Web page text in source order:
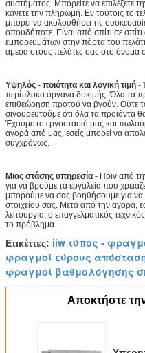
συστήματος. Μπορείτε να επιλέξετε
κάνετε την πληρωμή. Εν τούτοις το
μπορεί να ακολουθήσει τις
οπουδήποτε. Είναι από σπίτι σε
εμπορευμάτων στην πόρτα του
άμεσα στους πελάτες σας στο όνομά
Υψηλός - ποιότητα και λογική τιμή -
περίπλοκα όργανα δοκιμής. Όλα τα
επιθεώρηση προτού να βγούν. Ούτε
σιγουρευτούμε ότι όλα τα προϊόντα
Έχουμε το εργοστάσιό μας και
αγορά από μας, εσείς μπορεί να
συγχρόνως.
Μιας στάσης υπηρεσία - Πριν από
για να βρούμε τα εργαλεία που
μπορούμε να σας βοηθήσουμε για να
στοιχείου σας. Μετά από την αγορά,
λειτουργία, ο επαγγελματικός
το πρόβλημα.
Ετικέττες: iiw τύπος -
φραγμοί εύρους
φραγμοί βαθμολόγησης
Αποκτήστε